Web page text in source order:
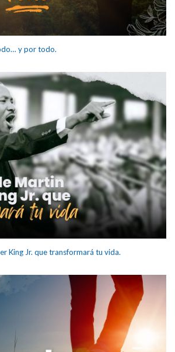
y por todo.
King Jr. que transformará tu vida.